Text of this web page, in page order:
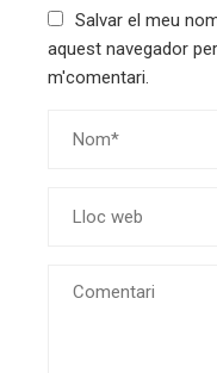
Salvar el meu
aquest navegador
m'comentari.